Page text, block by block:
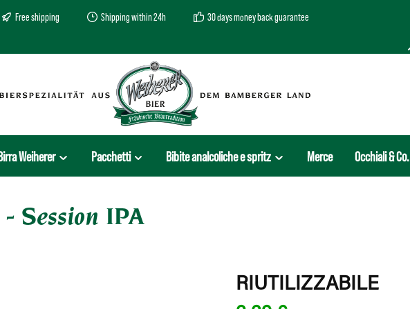
Free shipping Shipping within 24h 30 days money back guarantee
Weiherer Pacchetti Bibite analcoliche e spritz Merce Occhiali & Co.
Session IPA
RIUTILIZZABILE